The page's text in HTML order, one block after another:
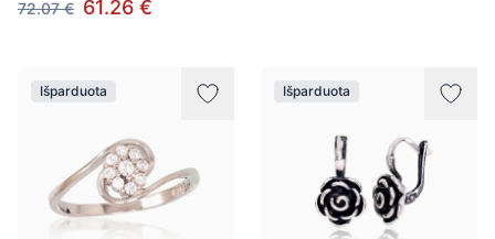
72.07 € 61.26 €
Išparduota Išparduota